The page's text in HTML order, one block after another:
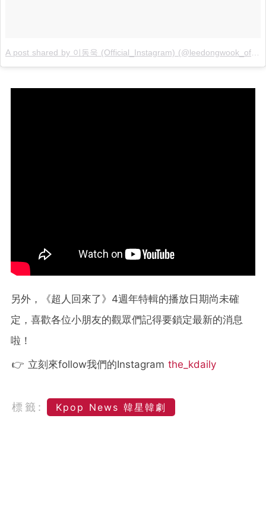
另外，《超人回來了》4週年特輯的播放日期尚未確
定，喜歡各位小朋友的觀眾們記得要鎖定最新的消息
啦！
👉 立刻來follow我們的Instagram the_kdaily
標籤: Kpop News 韓星韓劇